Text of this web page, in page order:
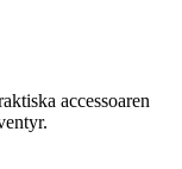
accessoaren